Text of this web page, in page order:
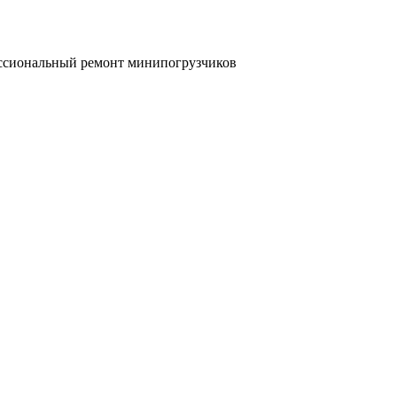
ремонт минипогрузчиков